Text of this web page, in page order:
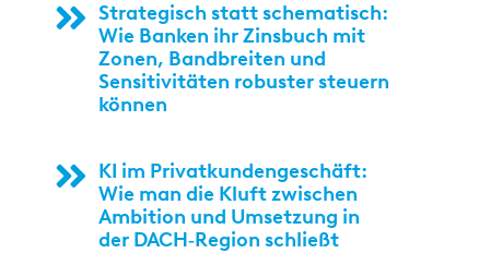
Strategisch statt schematisch:
Wie Banken ihr Zinsbuch mit
Zonen, Bandbreiten und
Sensitivitäten robuster steuern
können
KI im Privatkundengeschäft:
Wie man die Kluft zwischen
Ambition und Umsetzung in
der DACH‑Region schließt